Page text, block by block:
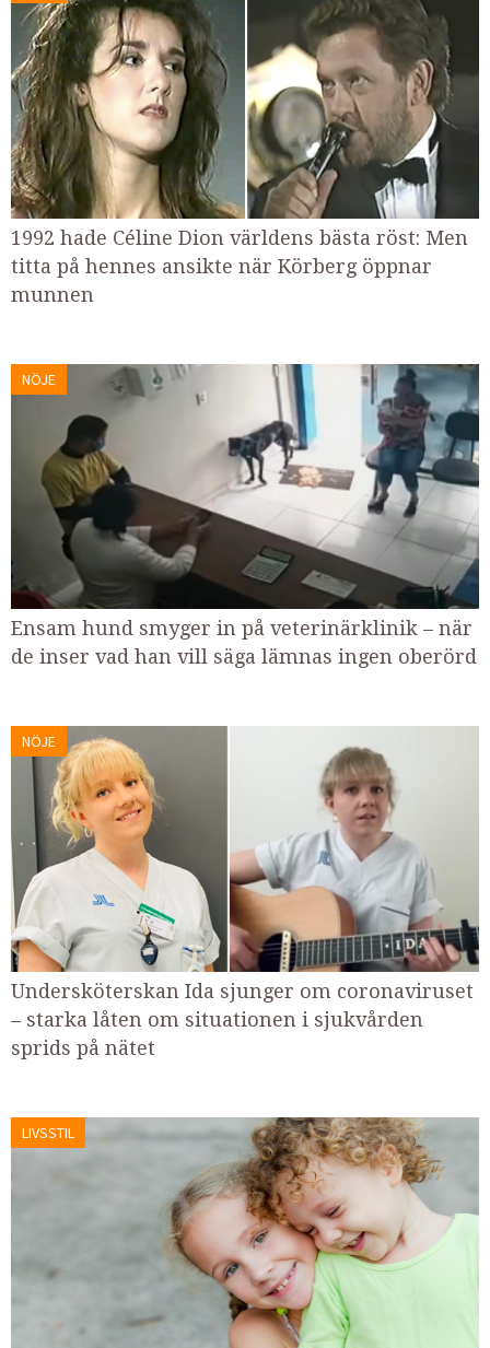
1992 hade Céline Dion världens bästa röst: Men
titta på hennes ansikte när Körberg öppnar
munnen
NÖJE
Ensam hund smyger in på veterinärklinik – när
de inser vad han vill säga lämnas ingen oberörd
NÖJE
Undersköterskan Ida sjunger om coronaviruset
– starka låten om situationen i sjukvården
sprids på nätet
LIVSSTIL